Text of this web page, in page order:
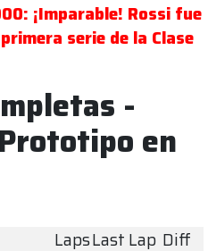
¡Imparable! Rossi fue
serie de la Clase
-
en
LapsLast Lap Diff